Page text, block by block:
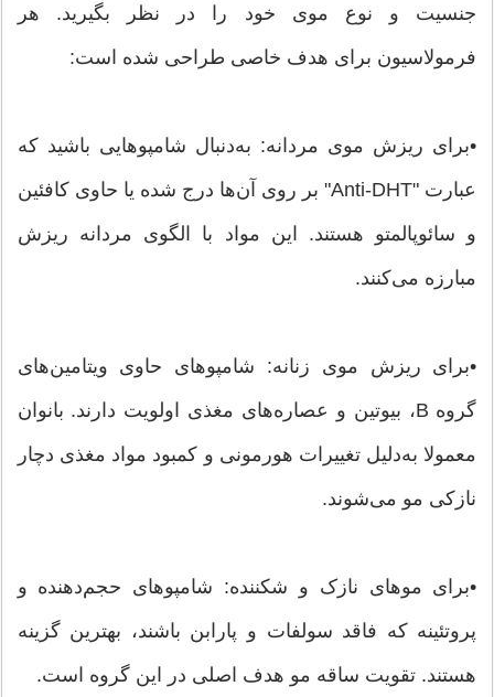
جنسیت و نوع موی خود را در نظر بگیرید. هر
فرمولاسیون برای هدف خاصی طراحی شده است:
•برای ریزش موی مردانه: به‌دنبال شامپوهایی باشید که
عبارت "Anti-DHT" بر روی آن‌ها درج شده یا حاوی کافئین
و سائوپالمتو هستند. این مواد با الگوی مردانه ریزش
مبارزه می‌کنند.
•برای ریزش موی زنانه: شامپوهای حاوی ویتامین‌های
گروه B، بیوتین و عصاره‌های مغذی اولویت دارند. بانوان
معمولا به‌دلیل تغییرات هورمونی و کمبود مواد مغذی دچار
نازکی مو می‌شوند.
•برای موهای نازک و شکننده: شامپوهای حجم‌دهنده و
پروتئینه که فاقد سولفات و پارابن باشند، بهترین گزینه
هستند. تقویت ساقه مو هدف اصلی در این گروه است.